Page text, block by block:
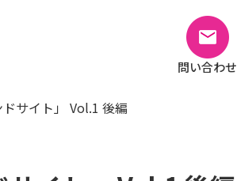
問い合わせ
サイト」 Vol.1 後編